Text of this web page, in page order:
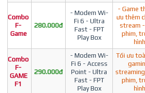
Combo
F-
Game
280.000đ
- Modem Wi-
Fi 6 - Ultra
Fast - FPT
Play Box
- Game
ưu thêm
stream -
phim,
hình
Combo
F-
GAME
F1
290.000đ
- Modem Wi-
Fi 6 - Access
Point - Ultra
Fast - FPT
Play Box
Tối ưu
phim,
hình